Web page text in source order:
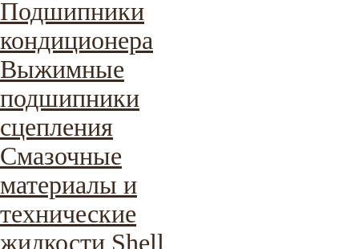
Подшипники
кондиционера
Выжимные
подшипники
сцепления
Смазочные
материалы и
технические
жидкости Shell